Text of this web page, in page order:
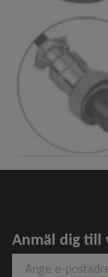
Anmäl dig till